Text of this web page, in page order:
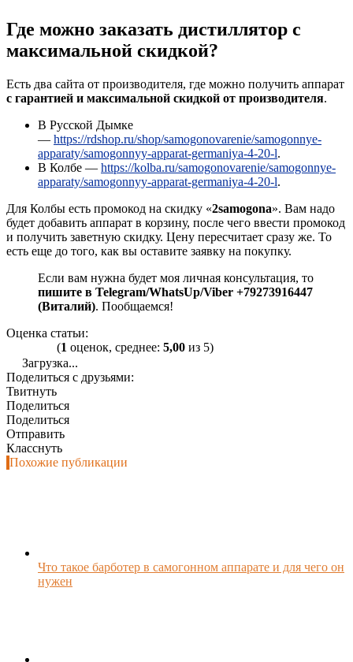
Где можно заказать дистиллятор с
максимальной скидкой?
Есть два сайта от производителя, где можно получить аппарат
с гарантией и максимальной скидкой от производителя.
В Русской Дымке
— https://rdshop.ru/shop/samogonovarenie/samogonnye-
apparaty/samogonnyy-apparat-germaniya-4-20-l.
В Колбе — https://kolba.ru/samogonovarenie/samogonnye-
apparaty/samogonnyy-apparat-germaniya-4-20-l.
Для Колбы есть промокод на скидку «2samogona». Вам надо
будет добавить аппарат в корзину, после чего ввести промокод
и получить заветную скидку. Цену пересчитает сразу же. То
есть еще до того, как вы оставите заявку на покупку.
Если вам нужна будет моя личная консультация, то
пишите в Telegram/WhatsUp/Viber +79273916447
(Виталий). Пообщаемся!
Оценка статьи:
(1 оценок, среднее: 5,00 из 5)
Загрузка...
Поделиться с друзьями:
Твитнуть
Поделиться
Поделиться
Отправить
Класснуть
Похожие публикации
Что такое барботер в самогонном аппарате и для чего он
нужен